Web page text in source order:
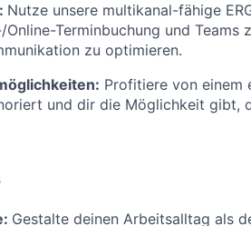
Nutze unsere multikanal-fähige
Online-Terminbuchung und Teams
zu optimieren.
Profitiere von einem
und dir die Möglichkeit gibt,
Gestalte deinen Arbeitsalltag als